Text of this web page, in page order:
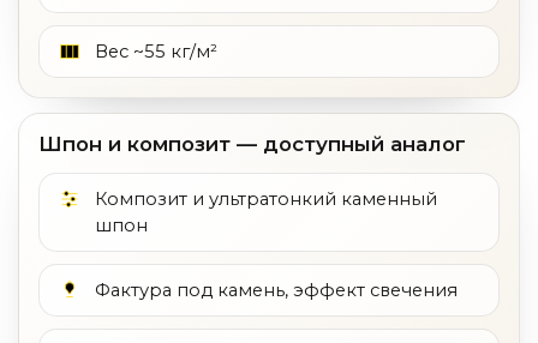
Вес ~55 кг/м²
Шпон и композит — доступный аналог
Композит и ультратонкий каменный
шпон
Фактура под камень, эффект свечения